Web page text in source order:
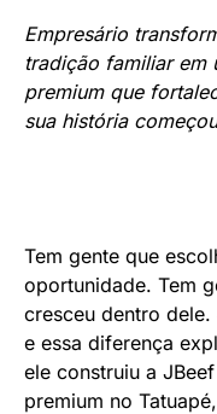
Empresário
tradição familiar em
premium que
sua história começou
Tem gente que
oportunidade. Tem
cresceu dentro dele.
e essa diferença
ele construiu a
premium no